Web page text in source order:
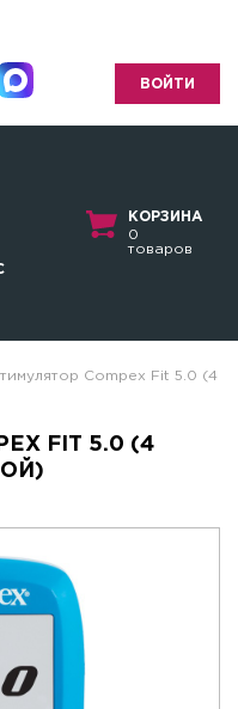
ВОЙТИ
КОРЗИНА
0
товаров
Compex Fit 5.0 (4
FIT 5.0 (4